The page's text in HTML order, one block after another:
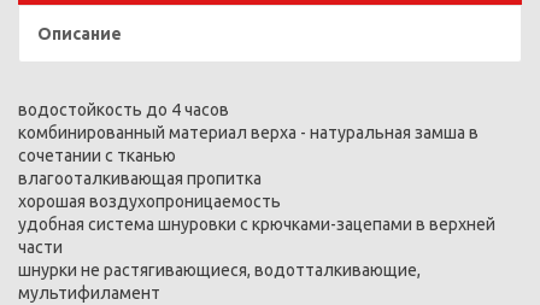
Описание
водостойкость до 4 часов
комбинированный материал верха - натуральная замша в
сочетании с тканью
влагооталкивающая пропитка
хорошая воздухопроницаемость
удобная система шнуровки с крючками-зацепами в верхней
части
шнурки не растягивающиеся, водотталкивающие,
мультифиламент